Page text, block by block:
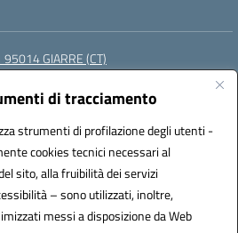
di tracciamento
strumenti di profilazione degli utenti -
cookies tecnici necessari al
sito, alla fruibilità dei servizi
– sono utilizzati, inoltre,
messi a disposizione da Web
95014 GIARRE (CT)
ctmm151004@pec.istruzione.it
(IPA): cpiacd
UF783Q